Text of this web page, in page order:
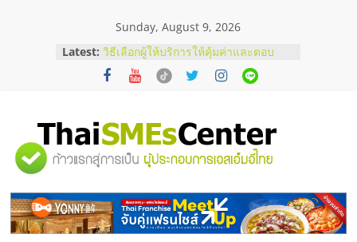
Sunday, August 9, 2026
Latest: บริษัท Cybersecurity ในไทยที่ไหนดี?
วิธีเลือกผู้ให้บริการให้คุ้มค่าและตอบ
โจทย์ธุรกิจ
สัมมนาออนไลน์ โอกาสบริหารสถานี
บริการน้ำมัน Shell
สัมมนาลงทุน แฟรนไชส์ยอนนี่
ไชส์ ครั้งที่ 8
ร้านเครื่องเสียงคุณภาพสูง พร้อม
โซลูชันระบบภาพและเสียง
"ศูนย์
รวม